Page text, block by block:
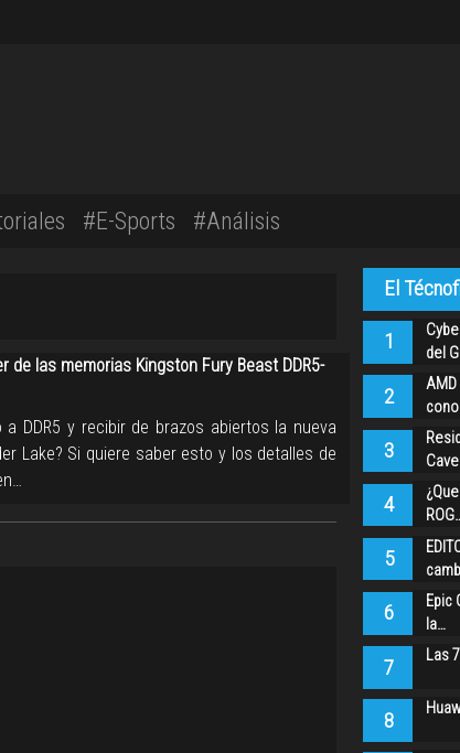
#E-Sports #Análisis
las memorias Kingston Fury Beast DDR5-
DDR5 y recibir de brazos abiertos la nueva
Lake? Si quiere saber esto y los detalles de
El
1
del
2
3
4
5
6
Epic
la…
7 Las
8